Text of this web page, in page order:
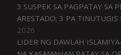
3 SUSPEK SA PAGPATAY SA
ARESTADO; 3 PA TINUTUGIS
2026
LIDER NG DAWLAH